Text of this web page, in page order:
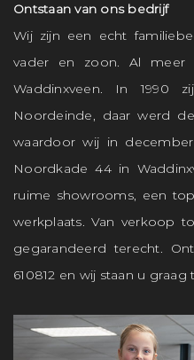
Ontstaan van ons bedrijf
Wij zijn een echt
vader en zoon. Al
Waddinxveen. In 1990
Noordeinde, daar werd
waardoor wij in
Noordkade 44 in
ruime showrooms, een
werkplaats. Van verkoop
gegarandeerd terecht.
610812 en wij staan u graag